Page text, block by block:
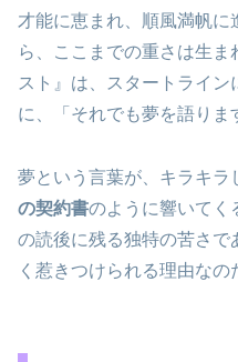
才能に恵まれ、順風満帆に
ら、ここまでの重さは生ま
スト』は、スタートライ
に、「それでも夢を語りま
夢という言葉が、キラキラ
の契約書のように響いてく
の読後に残る独特の苦さで
く惹きつけられる理由なの